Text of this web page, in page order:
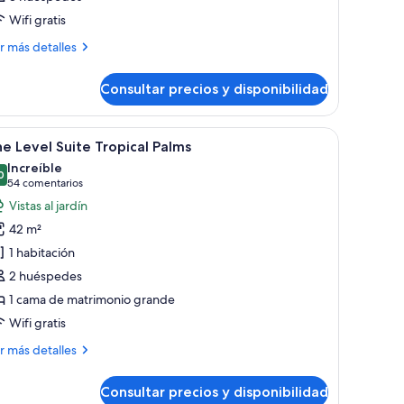
Wifi gratis
más detalles
Consultar precios y disponibilidad
ventilador de techo, escritorio con silla, televisor y balcón con vista a
Habitación de hotel con una cama grande,
6 Level Suite Tropical Palms
de 10
Increíble
54 comentarios
(54 comentarios)
Vistas al jardín
42 m²
1 habitación
2 huéspedes
1 cama de matrimonio grande
Wifi gratis
más detalles
Consultar precios y disponibilidad